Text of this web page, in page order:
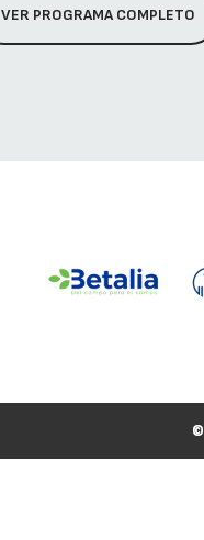
VER PROGRAMA COMPLETO
©